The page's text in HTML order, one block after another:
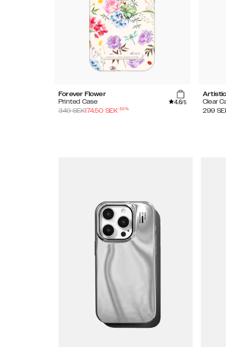
Forever Flower
Printed Case
4.6/5
349SEK174.50 SEK-50%
Clear
299